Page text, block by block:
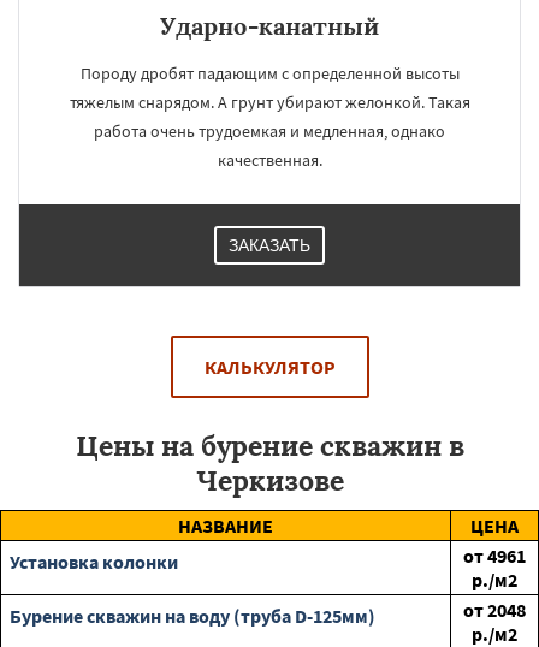
Ударно-канатный
Породу дробят падающим с определенной высоты
тяжелым снарядом. А грунт убирают желонкой. Такая
работа очень трудоемкая и медленная, однако
качественная.
ЗАКАЗАТЬ
КАЛЬКУЛЯТОР
Цены на бурение скважин в
Черкизове
НАЗВАНИЕ
ЦЕНА
Установка колонки
от4961
р./м2
Бурение скважин на воду (труба D-125мм)
от2048
р./м2